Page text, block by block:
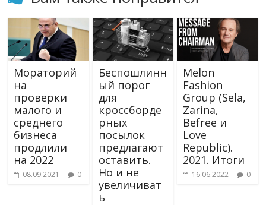
Мораторий
на
проверки
малого и
среднего
бизнеса
продлили
на 2022
08.09.2021 0
Беспошлинн
ый порог
для
кроссборде
рных
посылок
предлагают
оставить.
Но и не
увеличиват
ь
Melon
Fashion
Group (Sela,
Zarina,
Befree и
Love
Republic).
2021. Итоги
16.06.2022 0